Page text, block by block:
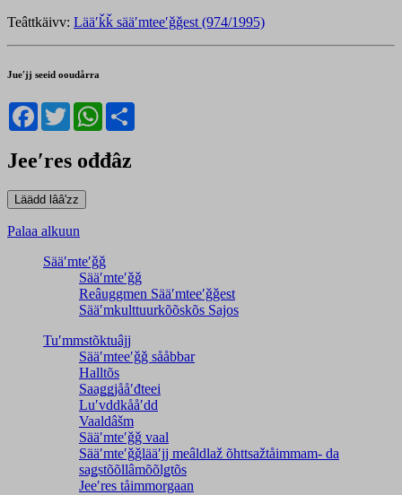
Teâttkäivv: Lääʹǩǩ sääʹmteeʹǧǧest (974/1995)
Jueʹjj seeid ooudårra
Facebook
TwitterWhatsApp
Jeeʹres ođđâz
Palaa alkuun
Sääʹmteʹǧǧ
Sääʹmteʹǧǧ
Reâuggmen Sääʹmteeʹǧǧest
Sääʹmkulttuurkõõskõs Sajos
Tuʹmmstõktuâjj
Sääʹmteeʹǧǧ sååbbar
Halltõs
Saaǥǥjååʹđteei
Luʹvddkååʹdd
Vaaldâšm
Sääʹmteʹǧǧ vaal
Sääʹmteʹǧǧlääʹjj meâldlaž õhttsažtåimmam- da
saǥstõõllâmõõlǥtõs
Jeeʹres tåimmorgaan